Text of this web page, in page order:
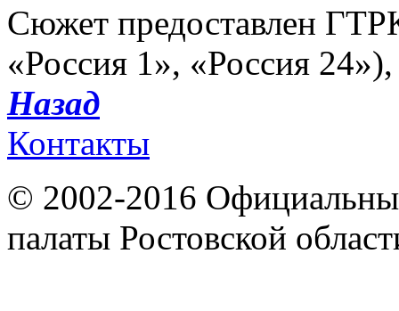
Сюжет предоставлен
«Россия 1», «Россия
Назад
Контакты
© 2002-2016
палаты Ростовской